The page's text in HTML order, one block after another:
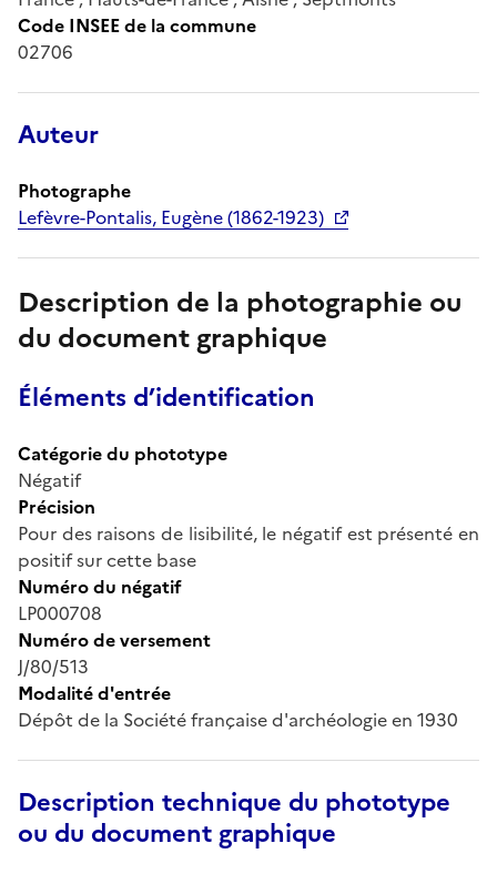
Code INSEE de la commune
02706
Auteur
Photographe
Lefèvre-Pontalis, Eugène (1862-1923)
Description de la photographie ou
du document graphique
Éléments d’identification
Catégorie du phototype
Négatif
Précision
Pour des raisons de lisibilité, le négatif est présenté en
positif sur cette base
Numéro du négatif
LP000708
Numéro de versement
J/80/513
Modalité d'entrée
Dépôt de la Société française d'archéologie en 1930
Description technique du phototype
ou du document graphique